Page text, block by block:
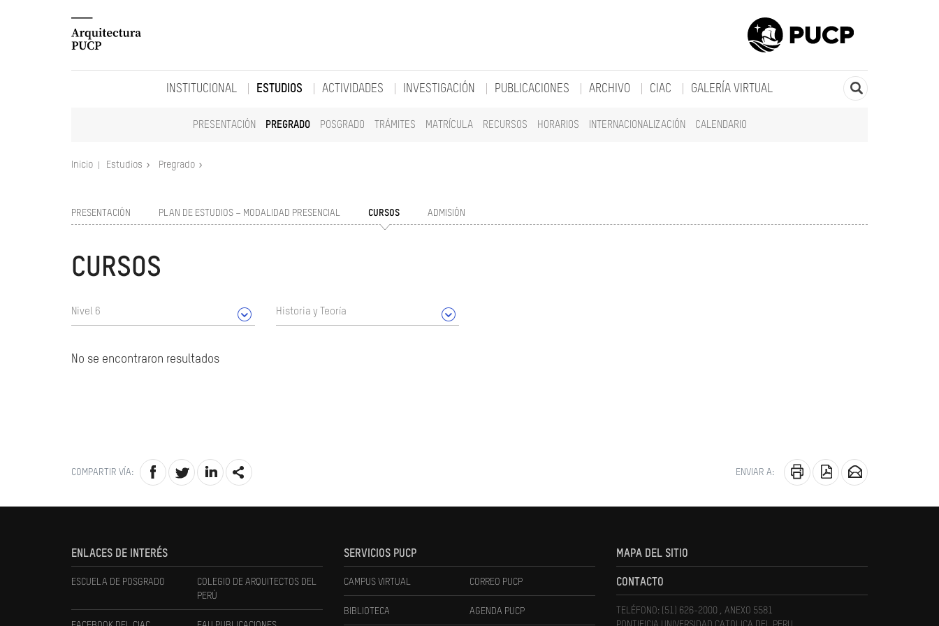
INSTITUCIONAL ESTUDIOS
PRESENTACIÓN PREGRADO POSGRADO TRÁMITES MATRÍCULA RECURSOS HORARIOS INTERNACIONALIZACIÓN CALENDARIO
ACTIVIDADES INVESTIGACIÓN PUBLICACIONES ARCHIVO CIAC GALERÍA VIRTUAL
Inicio Estudios Pregrado
PRESENTACIÓN PLAN DE ESTUDIOS – MODALIDAD PRESENCIAL CURSOS ADMISIÓN
CURSOS
Nivel 6 Historia y Teoría
No se encontraron resultados
COMPARTIR VÍA: ENVIAR A:
ENLACES DE INTERÉS
ESCUELA DE POSGRADO
COLEGIO DE ARQUITECTOS DEL
PERÚ
SERVICIOS PUCP
CAMPUS VIRTUAL CORREO PUCP
BIBLIOTECA AGENDA PUCP
MAPA DEL SITIO
CONTACTO
TELÉFONO: (51) 626-2000 , ANEXO 5581